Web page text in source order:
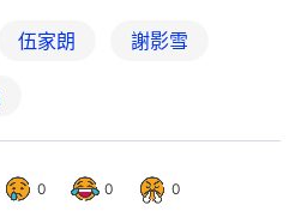
伍家朗 謝影雪
0 0 0